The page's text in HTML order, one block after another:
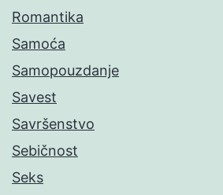
Romantika
Samoća
Samopouzdanje
Savest
Savršenstvo
Sebičnost
Seks